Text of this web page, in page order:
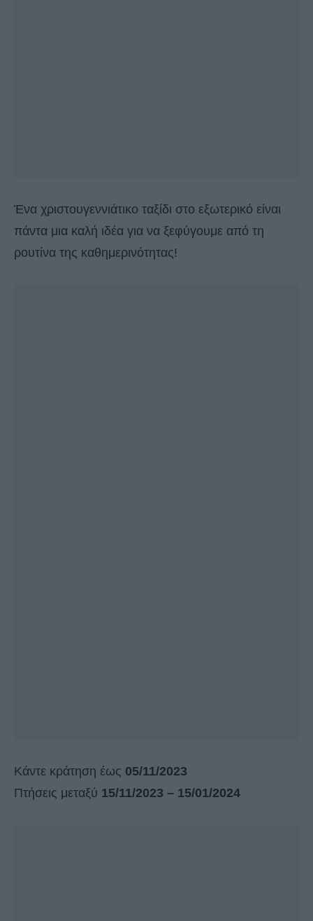
Ένα χριστουγεννιάτικο ταξίδι στο εξωτερικό είναι
πάντα μια καλή ιδέα για να ξεφύγουμε από τη
ρουτίνα της καθημερινότητας!
Κάντε κράτηση έως 05/11/2023
Πτήσεις μεταξύ 15/11/2023 – 15/01/2024